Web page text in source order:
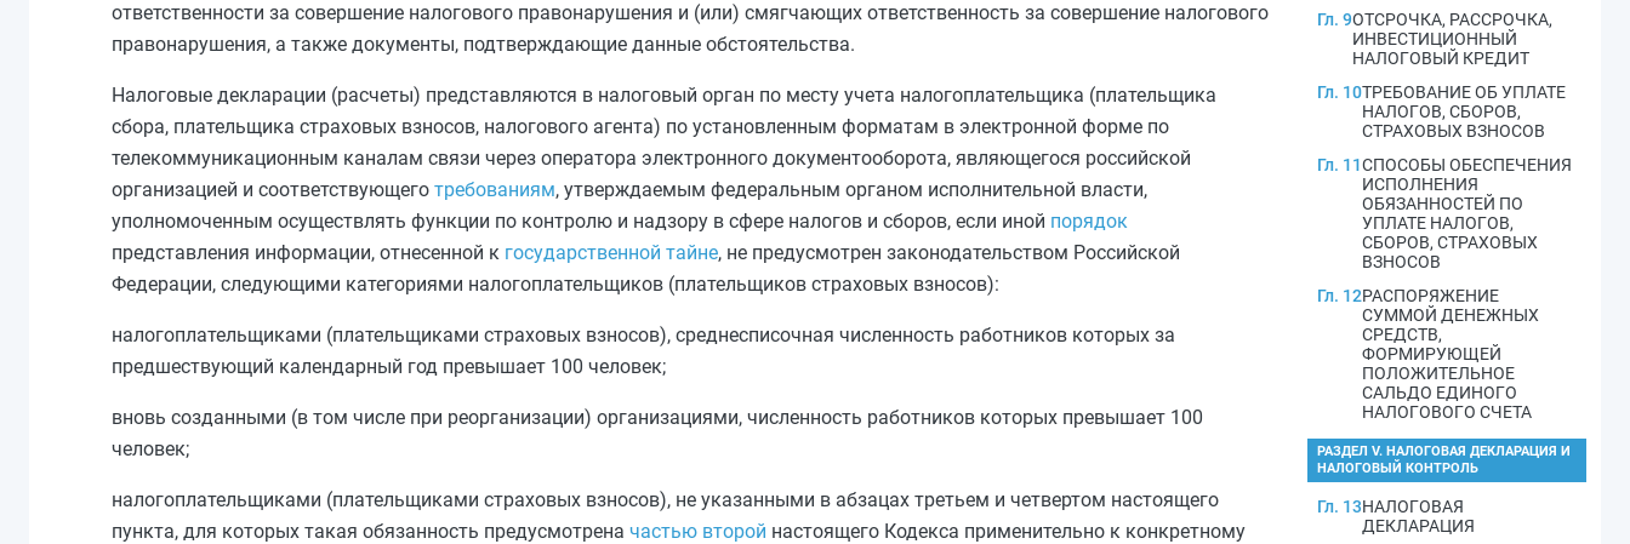
ответственности за совершение налогового правонарушения и (или) смягчающих ответственность за совершение налогового
правонарушения, а также документы, подтверждающие данные обстоятельства.
Налоговые декларации (расчеты) представляются в налоговый орган по месту учета налогоплательщика (плательщика
сбора, плательщика страховых взносов, налогового агента) по установленным форматам в электронной форме по
телекоммуникационным каналам связи через оператора электронного документооборота, являющегося российской
организацией и соответствующего требованиям, утверждаемым федеральным органом исполнительной власти,
уполномоченным осуществлять функции по контролю и надзору в сфере налогов и сборов, если иной порядок
представления информации, отнесенной к государственной тайне, не предусмотрен законодательством Российской
Федерации, следующими категориями налогоплательщиков (плательщиков страховых взносов):
налогоплательщиками (плательщиками страховых взносов), среднесписочная численность работников которых за
предшествующий календарный год превышает 100 человек;
вновь созданными (в том числе при реорганизации) организациями, численность работников которых превышает 100
человек;
налогоплательщиками (плательщиками страховых взносов), не указанными в абзацах третьем и четвертом настоящего
пункта, для которых такая обязанность предусмотрена частью второй настоящего Кодекса применительно к конкретному
Гл. 9ОТСРОЧКА, РАССРОЧКА,
ИНВЕСТИЦИОННЫЙ
НАЛОГОВЫЙ КРЕДИТ
Гл. 10ТРЕБОВАНИЕ ОБ УПЛАТЕ
НАЛОГОВ, СБОРОВ,
СТРАХОВЫХ ВЗНОСОВ
Гл. 11СПОСОБЫ ОБЕСПЕЧЕНИЯ
ИСПОЛНЕНИЯ
ОБЯЗАННОСТЕЙ ПО
УПЛАТЕ НАЛОГОВ,
СБОРОВ, СТРАХОВЫХ
ВЗНОСОВ
Гл. 12РАСПОРЯЖЕНИЕ
СУММОЙ ДЕНЕЖНЫХ
СРЕДСТВ,
ФОРМИРУЮЩЕЙ
ПОЛОЖИТЕЛЬНОЕ
САЛЬДО ЕДИНОГО
НАЛОГОВОГО СЧЕТА
РАЗДЕЛ V. НАЛОГОВАЯ ДЕКЛАРАЦИЯ И
НАЛОГОВЫЙ КОНТРОЛЬ
Гл. 13НАЛОГОВАЯ
ДЕКЛАРАЦИЯ